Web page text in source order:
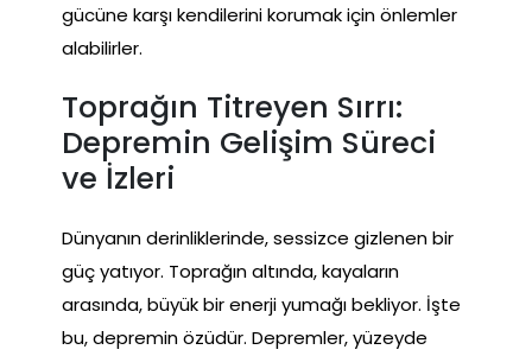
gücüne karşı kendilerini korumak için önlemler
alabilirler.
Toprağın Titreyen Sırrı:
Depremin Gelişim Süreci
ve İzleri
Dünyanın derinliklerinde, sessizce gizlenen bir
güç yatıyor. Toprağın altında, kayaların
arasında, büyük bir enerji yumağı bekliyor. İşte
bu, depremin özüdür. Depremler, yüzeyde